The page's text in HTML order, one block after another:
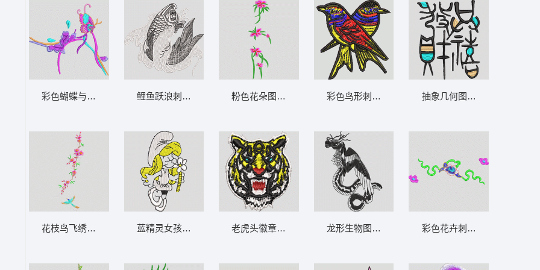
彩色蝴蝶与枝叶刺绣图案 汉服
花枝鸟飞绣图案 鸟汉服
鲤鱼跃浪刺绣图案 鲤鱼
蓝精灵女孩手持花朵 蓝精灵
粉色花朵图案设计 靓花 旗袍
老虎头徽章图案 虎头
彩色鸟形刺绣图案 鸟
龙形生物图案 蛇翅膀
抽象几何图案刺绣设计 恭喜
彩色花卉刺绣图案 汉服